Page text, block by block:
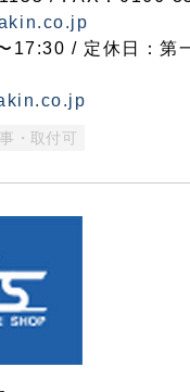
17:30 / 定休日：第
・取付可